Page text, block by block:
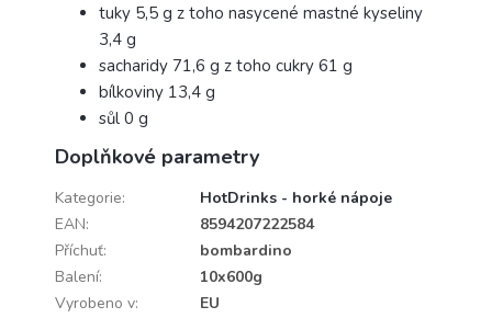
tuky 5,5 g z toho nasycené mastné kyseliny
3,4 g
sacharidy 71,6 g z toho cukry 61 g
bílkoviny 13,4 g
sůl 0 g
Doplňkové parametry
Kategorie:
HotDrinks - horké nápoje
EAN:
8594207222584
Příchuť:
bombardino
Balení:
10x600g
Vyrobeno v:
EU